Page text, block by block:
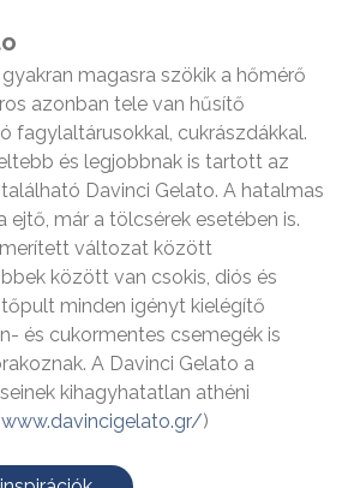
magasra szökik a hőmérő
azonban tele van hűsítő
fagylaltárusokkal, cukrászdákkal.
és legjobbnak is tartott az
Davinci Gelato. A hatalmas
ejtő, már a tölcsérek esetében is.
változat között
között van csokis, diós és
minden igényt kielégítő
és cukormentes csemegék is
A Davinci Gelato a
kihagyhatatlan athéni
)